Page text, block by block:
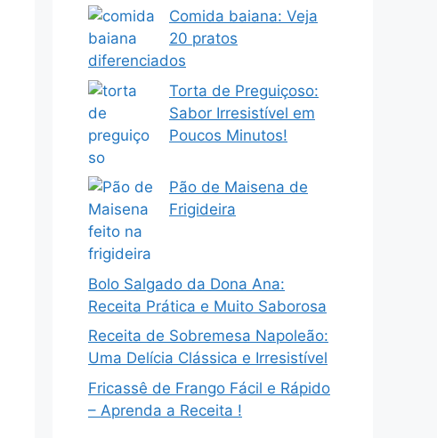
Comida baiana: Veja
20 pratos
diferenciados
Torta de Preguiçoso:
Sabor Irresistível em
Poucos Minutos!
Pão de Maisena de
Frigideira
Bolo Salgado da Dona Ana:
Receita Prática e Muito Saborosa
Receita de Sobremesa Napoleão:
Uma Delícia Clássica e Irresistível
Fricassê de Frango Fácil e Rápido
– Aprenda a Receita !